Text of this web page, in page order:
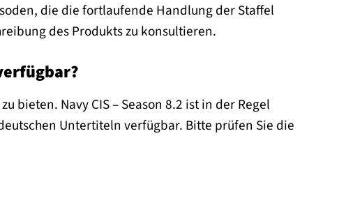
die die fortlaufende Handlung der Staffel
des Produkts zu konsultieren.
bieten. Navy CIS – Season 8.2 ist in der Regel
Untertiteln verfügbar. Bitte prüfen Sie die